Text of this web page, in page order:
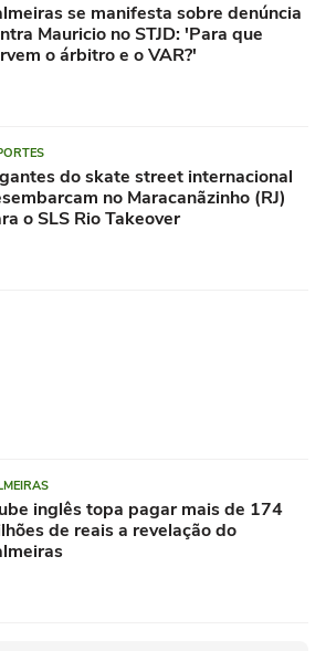
se manifesta sobre denúncia
Mauricio no STJD: 'Para que
o árbitro e o VAR?'
do skate street internacional
no Maracanãzinho (RJ)
o SLS Rio Takeover
inglês topa pagar mais de 174
de reais a revelação do